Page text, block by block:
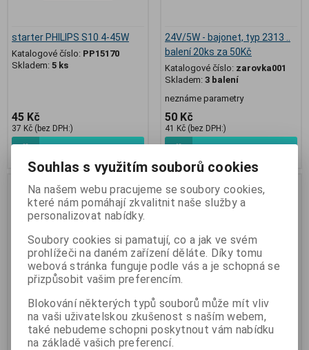
starter PHILIPS S10 4-45W
Katalogové číslo: PP15170
Skladem: 5 ks
45 Kč
37 Kč (bez DPH:)
24V/5W - bajonet, typ 2313 ..
balení 20ks za 50Kč
Katalogové číslo: zarovka001
Skladem: 3 balení
neznáme parametry
50 Kč
41 Kč (bez DPH:)
autožárovka v patici 12V/2W -
OSRAM .. balení 25ks za 50Kč
LED náhrada kontrolky na
220V - SECO - žlutá LED
Souhlas s využitím souborů cookies
Na našem webu pracujeme se soubory cookies,
které nám pomáhají zkvalitnit naše služby a
personalizovat nabídky.
Soubory cookies si pamatují, co a jak ve svém
prohlížeči na daném zařízení děláte. Díky tomu
webová stránka funguje podle vás a je schopná se
přizpůsobit vašim preferencím.
Blokování některých typů souborů může mít vliv
na vaši uživatelskou zkušenost s naším webem,
také nebudeme schopni poskytnout vám nabídku
na základě vašich preferencí.